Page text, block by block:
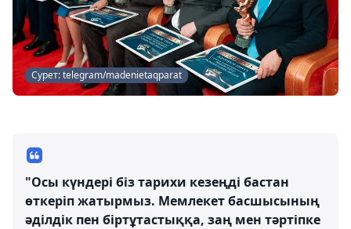
Сурет: telegram/madenietaqparat
"Осы күндері біз тарихи кезеңді бастан
өткеріп жатырмыз. Мемлекет басшысының
әділдік пен біртұтастыққа, заң мен тәртіпке